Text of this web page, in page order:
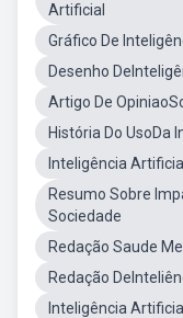
Artificial
Gráfico De
Desenho
Artigo De
História Do UsoDa
Inteligência
Resumo Sobre
Sociedade
Redação Saude
Redação
Inteligência